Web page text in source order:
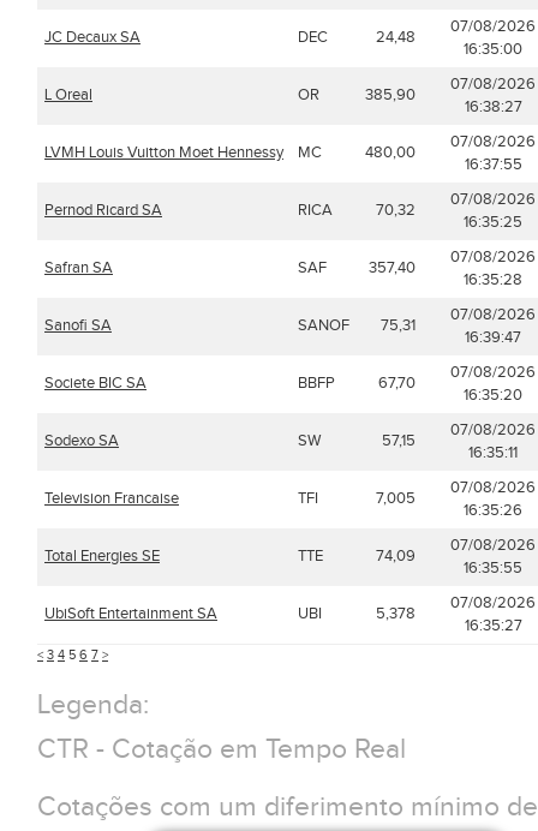
JC Decaux SA DEC 24,48
07/08/2026
16:35:00
L Oreal OR 385,90
07/08/2026
16:38:27
LVMH Louis Vuitton Moet Hennessy MC 480,00
07/08/2026
16:37:55
Pernod Ricard SA RICA 70,32
07/08/2026
16:35:25
Safran SA SAF 357,40
07/08/2026
16:35:28
Sanofi SA SANOF 75,31
07/08/2026
16:39:47
Societe BIC SA BBFP 67,70
07/08/2026
16:35:20
Sodexo SA SW 57,15
07/08/2026
16:35:11
Television Francaise TFI 7,005
07/08/2026
16:35:26
Total Energies SE TTE 74,09
07/08/2026
16:35:55
UbiSoft Entertainment SA UBI 5,378
07/08/2026
16:35:27
< 3 4 5 6 7 >
Legenda:
CTR - Cotação em Tempo Real
Cotações com um diferimento mínimo